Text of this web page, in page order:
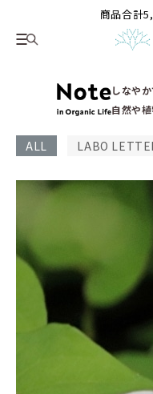
商品合計
しなや
自然や
ALL LABO